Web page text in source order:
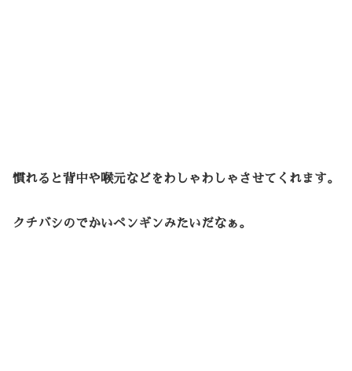
慣れると背中や喉元などをわしゃわしゃさせてくれます。
クチバシのでかいペンギンみたいだなぁ。